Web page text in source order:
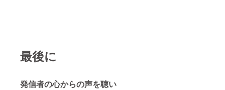
最後に
発信者の心からの声を聴い